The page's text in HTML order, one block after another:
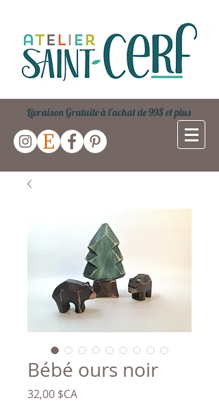
Livraison Gratuite à l'achat de 99$ et plus
Bébé ours noir
32,00 $CAPrix